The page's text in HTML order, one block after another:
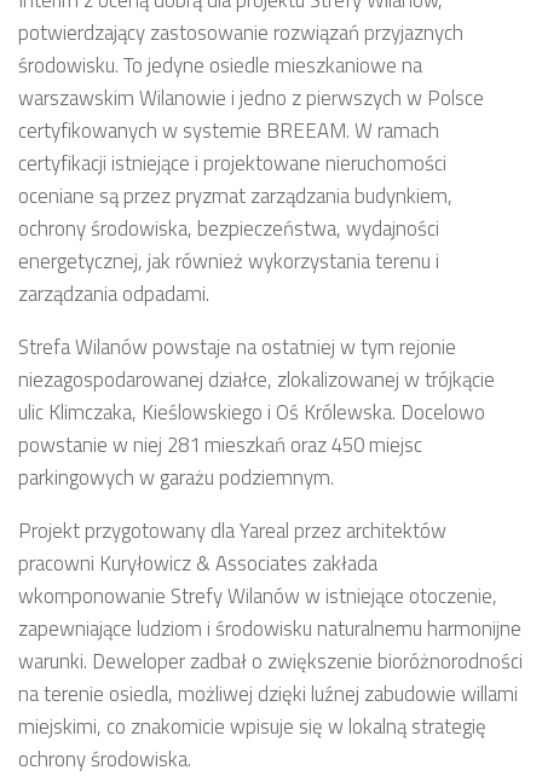
potwierdzający zastosowanie rozwiązań przyjaznych
środowisku. To jedyne osiedle mieszkaniowe na
warszawskim Wilanowie i jedno z pierwszych w Polsce
certyfikowanych w systemie BREEAM. W ramach
certyfikacji istniejące i projektowane nieruchomości
oceniane są przez pryzmat zarządzania budynkiem,
ochrony środowiska, bezpieczeństwa, wydajności
energetycznej, jak również wykorzystania terenu i
zarządzania odpadami.
Strefa Wilanów powstaje na ostatniej w tym rejonie
niezagospodarowanej działce, zlokalizowanej w trójkącie
ulic Klimczaka, Kieślowskiego i Oś Królewska. Docelowo
powstanie w niej 281 mieszkań oraz 450 miejsc
parkingowych w garażu podziemnym.
Projekt przygotowany dla Yareal przez architektów
pracowni Kuryłowicz & Associates zakłada
wkomponowanie Strefy Wilanów w istniejące otoczenie,
zapewniające ludziom i środowisku naturalnemu harmonijne
warunki. Deweloper zadbał o zwiększenie bioróżnorodności
na terenie osiedla, możliwej dzięki luźnej zabudowie willami
miejskimi, co znakomicie wpisuje się w lokalną strategię
ochrony środowiska.